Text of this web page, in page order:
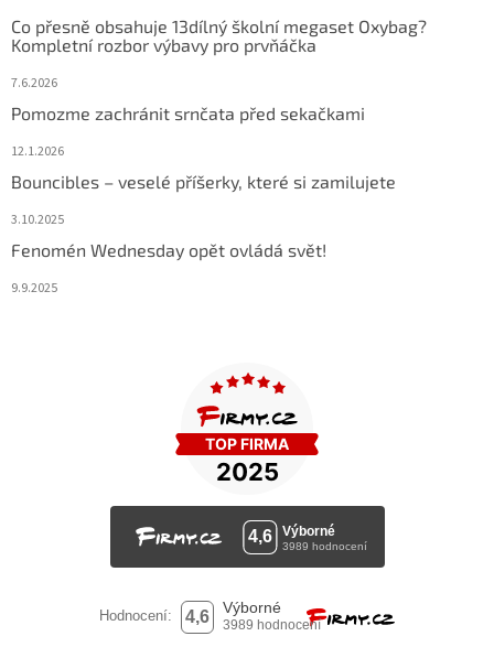
Co přesně obsahuje 13dílný školní megaset Oxybag?
Kompletní rozbor výbavy pro prvňáčka
7.6.2026
Pomozme zachránit srnčata před sekačkami
12.1.2026
Bouncibles – veselé příšerky, které si zamilujete
3.10.2025
Fenomén Wednesday opět ovládá svět!
9.9.2025